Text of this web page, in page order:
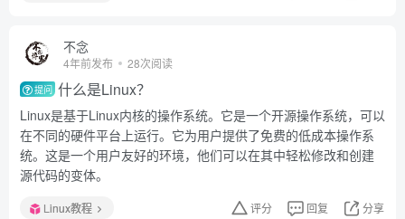
不念
4年前发布 28次阅读
提问 什么是Linux？
Linux是基于Linux内核的操作系统。它是一个开源操作系统，可以
在不同的硬件平台上运行。它为用户提供了免费的低成本操作系
统。这是一个用户友好的环境，他们可以在其中轻松修改和创建
源代码的变体。
Linux教程 评分 回复 分享